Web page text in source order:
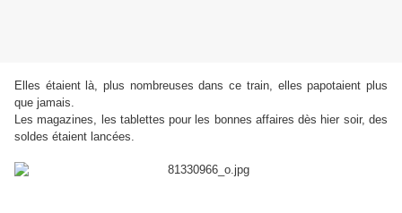
Elles étaient là, plus nombreuses dans ce train, elles papotaient plus
que jamais.
Les magazines, les tablettes pour les bonnes affaires dès hier soir, des
soldes étaient lancées.